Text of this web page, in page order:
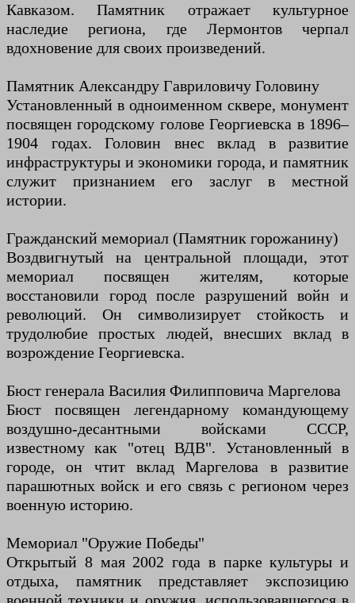
Кавказом. Памятник отражает культурное
наследие региона, где Лермонтов черпал
вдохновение для своих произведений.
Памятник Александру Гавриловичу Головину
Установленный в одноименном сквере, монумент
посвящен городскому голове Георгиевска в 1896–
1904 годах. Головин внес вклад в развитие
инфраструктуры и экономики города, и памятник
служит признанием его заслуг в местной
истории.
Гражданский мемориал (Памятник горожанину)
Воздвигнутый на центральной площади, этот
мемориал посвящен жителям, которые
восстановили город после разрушений войн и
революций. Он символизирует стойкость и
трудолюбие простых людей, внесших вклад в
возрождение Георгиевска.
Бюст генерала Василия Филипповича Маргелова
Бюст посвящен легендарному командующему
воздушно-десантными войсками СССР,
известному как "отец ВДВ". Установленный в
городе, он чтит вклад Маргелова в развитие
парашютных войск и его связь с регионом через
военную историю.
Мемориал "Оружие Победы"
Открытый 8 мая 2002 года в парке культуры и
отдыха, памятник представляет экспозицию